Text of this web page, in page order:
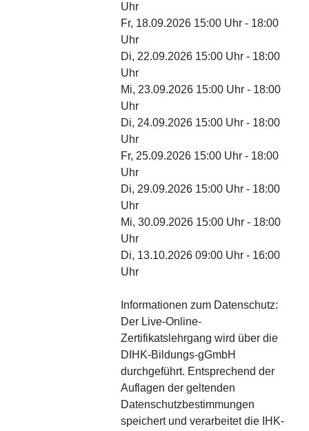
Uhr
Fr, 18.09.2026 15:00 Uhr - 18:00
Uhr
Di, 22.09.2026 15:00 Uhr - 18:00
Uhr
Mi, 23.09.2026 15:00 Uhr - 18:00
Uhr
Di, 24.09.2026 15:00 Uhr - 18:00
Uhr
Fr, 25.09.2026 15:00 Uhr - 18:00
Uhr
Di, 29.09.2026 15:00 Uhr - 18:00
Uhr
Mi, 30.09.2026 15:00 Uhr - 18:00
Uhr
Di, 13.10.2026 09:00 Uhr - 16:00
Uhr
Informationen zum Datenschutz:
Der Live-Online-
Zertifikatslehrgang wird über die
DIHK-Bildungs-gGmbH
durchgeführt. Entsprechend der
Auflagen der geltenden
Datenschutzbestimmungen
speichert und verarbeitet die IHK-